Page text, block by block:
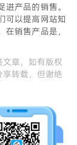
产品的销售。
可以提高网站知
销售产品是，
章，如有版权
转载，但谢绝